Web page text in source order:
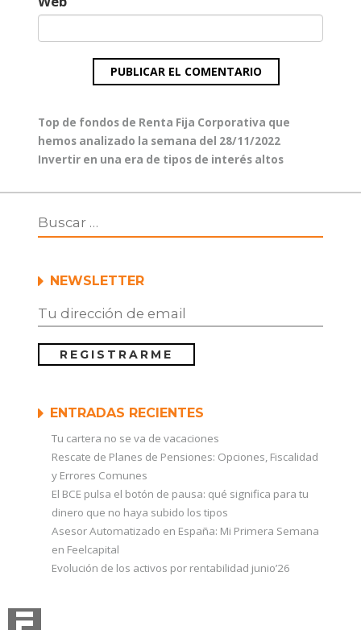
Navegación
de
entradas
Entrada
anterior:
Top de fondos de Renta Fija Corporativa que
hemos analizado la semana del 28/11/2022
Entrada
Invertir en una era de tipos de interés altos
NEWSLETTER
ENTRADAS RECIENTES
Tu cartera no se va de vacaciones
Rescate de Planes de Pensiones: Opciones, Fiscalidad
y Errores Comunes
El BCE pulsa el botón de pausa: qué significa para tu
dinero que no haya subido los tipos
Asesor Automatizado en España: Mi Primera Semana
en Feelcapital
Evolución de los activos por rentabilidad junio’26